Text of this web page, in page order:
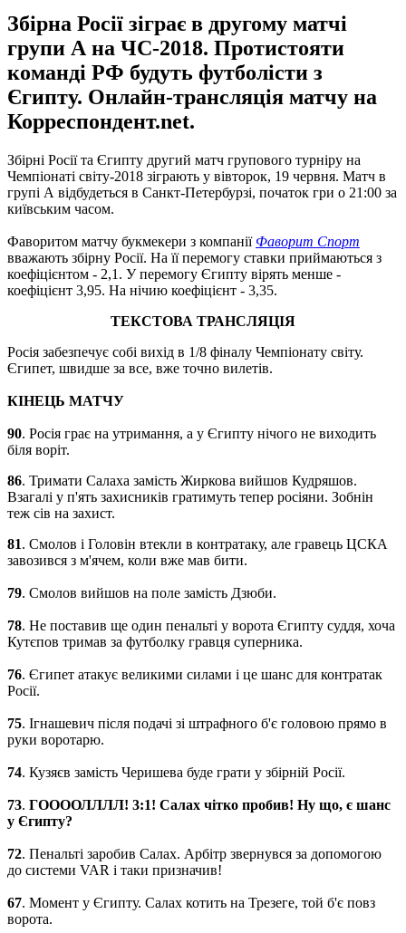
Збірна Росії зіграє в другому матчі
групи А на ЧС-2018. Протистояти
команді РФ будуть футболісти з
Єгипту. Онлайн-трансляція матчу на
Корреспондент.net.
Збірні Росії та Єгипту другий матч групового турніру на
Чемпіонаті світу-2018 зіграють у вівторок, 19 червня. Матч в
групі А відбудеться в Санкт-Петербурзі, початок гри о 21:00 за
київським часом.
Фаворитом матчу букмекери з компанії Фаворит Спорт
вважають збірну Росії. На її перемогу ставки приймаються з
коефіцієнтом - 2,1. У перемогу Єгипту вірять менше -
коефіцієнт 3,95. На нічию коефіцієнт - 3,35.
ТЕКСТОВА ТРАНСЛЯЦІЯ
Росія забезпечує собі вихід в 1/8 фіналу Чемпіонату світу.
Єгипет, швидше за все, вже точно вилетів.
КІНЕЦЬ МАТЧУ
90. Росія грає на утримання, а у Єгипту нічого не виходить
біля воріт.
86. Тримати Салаха замість Жиркова вийшов Кудряшов.
Взагалі у п'ять захисників гратимуть тепер росіяни. Зобнін
теж сів на захист.
81. Смолов і Головін втекли в контратаку, але гравець ЦСКА
завозився з м'ячем, коли вже мав бити.
79. Смолов вийшов на поле замість Дзюби.
78. Не поставив ще один пенальті у ворота Єгипту суддя, хоча
Кутєпов тримав за футболку гравця суперника.
76. Єгипет атакує великими силами і це шанс для контратак
Росії.
75. Ігнашевич після подачі зі штрафного б'є головою прямо в
руки воротарю.
74. Кузяєв замість Черишева буде грати у збірній Росії.
73. ГООООЛЛЛЛ! 3:1! Салах чітко пробив! Ну що, є шанс
у Єгипту?
72. Пенальті заробив Салах. Арбітр звернувся за допомогою
до системи VAR і таки призначив!
67. Момент у Єгипту. Салах котить на Трезеге, той б'є повз
ворота.